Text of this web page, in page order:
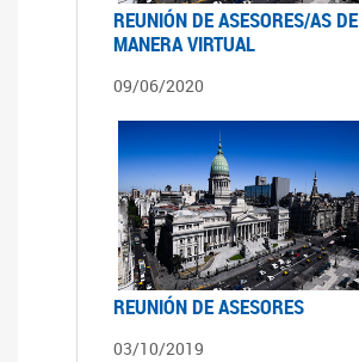
REUNIÓN DE ASESORES/AS DE
MANERA VIRTUAL
09/06/2020
REUNIÓN DE ASESORES
03/10/2019